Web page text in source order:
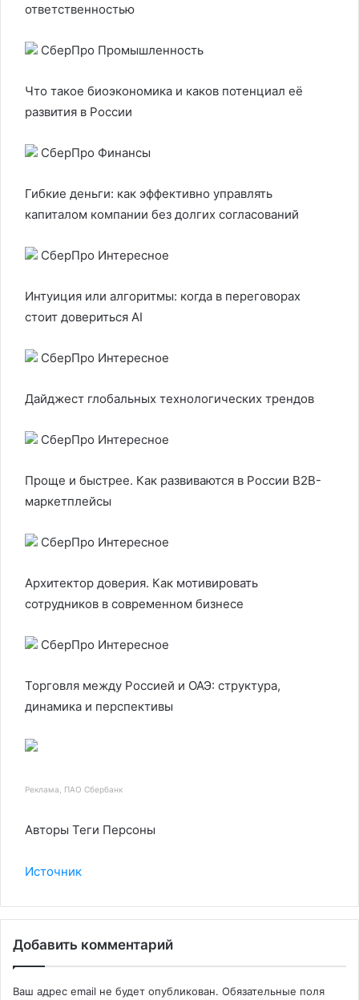
ответственностью
СберПро Промышленность
Что такое биоэкономика и каков потенциал её
развития в России
СберПро Финансы
Гибкие деньги: как эффективно управлять
капиталом компании без долгих согласований
СберПро Интересное
Интуиция или алгоритмы: когда в переговорах
стоит довериться AI
СберПро Интересное
Дайджест глобальных технологических трендов
СберПро Интересное
Проще и быстрее. Как развиваются в России B2B-
маркетплейсы
СберПро Интересное
Архитектор доверия. Как мотивировать
сотрудников в современном бизнесе
СберПро Интересное
Торговля между Россией и ОАЭ: структура,
динамика и перспективы
Реклама, ПАО Сбербанк
Авторы Теги Персоны
Источник
Добавить комментарий
Ваш адрес email не будет опубликован. Обязательные поля